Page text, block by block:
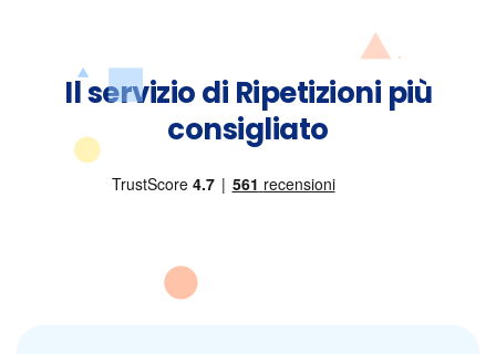
Il servizio di Ripetizioni più
consigliato